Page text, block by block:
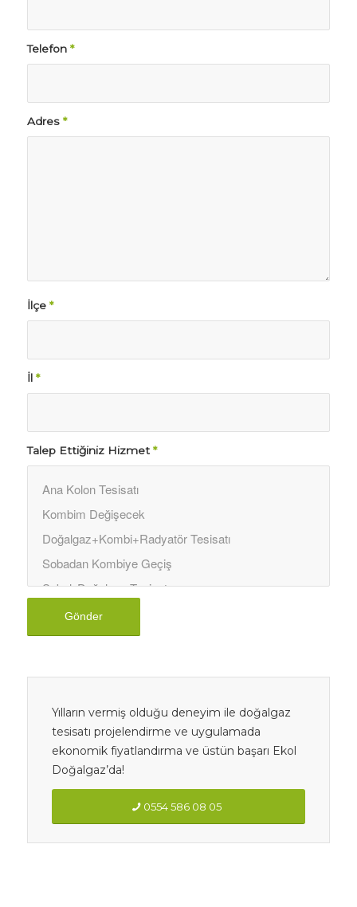
Telefon *
Adres *
İlçe *
İl *
Talep Ettiğiniz Hizmet *
Yılların vermiş olduğu deneyim ile doğalgaz
tesisatı projelendirme ve uygulamada
ekonomik fiyatlandırma ve üstün başarı Ekol
Doğalgaz’da!
0554 586 08 05